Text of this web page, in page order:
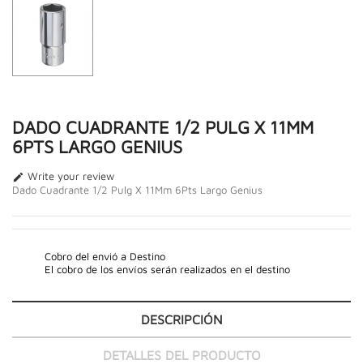
DADO CUADRANTE 1/2 PULG X 11MM
6PTS LARGO GENIUS
 Write your review
Dado Cuadrante 1/2 Pulg X 11Mm 6Pts Largo Genius
Cobro del envió a Destino
El cobro de los envíos serán realizados en el destino
DESCRIPCIÓN
DETALLES DEL PRODUCTO